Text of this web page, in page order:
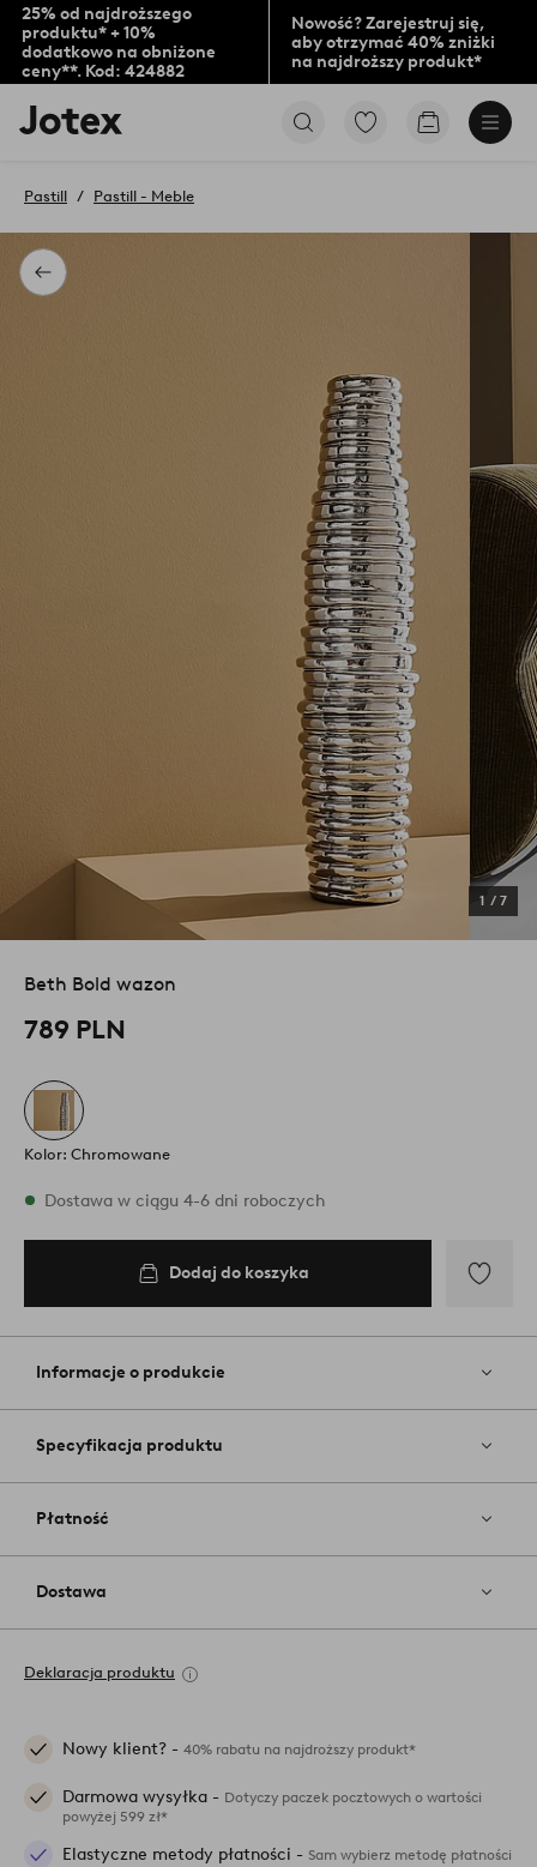
25% od najdroższego
produktu* + 10%
dodatkowo na obniżone
ceny**. Kod: 424882
Nowość? Zarejestruj się,
aby otrzymać 40% zniżki
na najdroższy produkt*
Logo
Jotex
na
stronę
PrzejdźPrzejdź
Powrót
Pastill Pastill - Meble
1 / 7
Beth Bold wazon
789 PLN
Kolor: Chromowane
W magazynie
Dostawa w ciągu 4-6 dni roboczych
Dodaj do koszyka
do
Informacje o produkcie
Specyfikacja produktu
Płatność
Dostawa
Deklaracja produktu
Nowy klient? - 40% rabatu na najdroższy produkt*
Darmowa wysyłka - Dotyczy paczek pocztowych o wartości
powyżej 599 zł*
Elastyczne metody płatności - Sam wybierz metodę płatności